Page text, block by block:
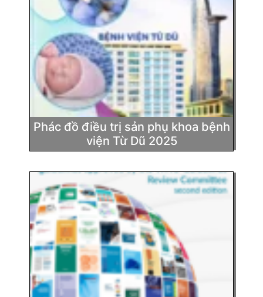
Phác đồ điều trị sản phụ khoa bệnh
viện Từ Dũ 2025